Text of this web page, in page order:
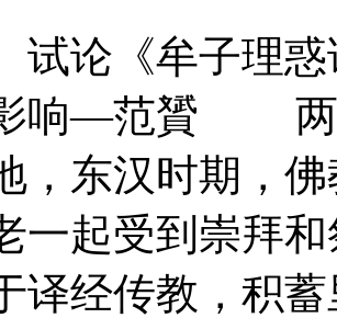
论《牟子理惑
响—范贇 两
，东汉时期，
一起受到崇拜
译经传教，积